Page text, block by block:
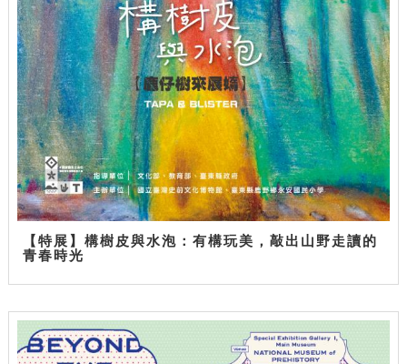
【特展】構樹皮與水泡：有構玩美，敲出山野走讀的
青春時光